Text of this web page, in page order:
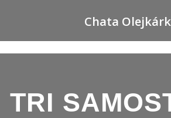
Chata
TRI